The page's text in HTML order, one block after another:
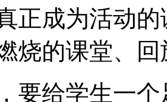
正成为活动
烧的课堂、
要给学生一